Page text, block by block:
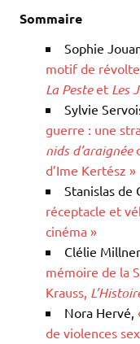
Sommaire
Sophie
motif de révolte
La Pesteet Les
Sylvie
guerre : une
nids d’araignée
d’Ime Kertész »
Stanislas de
réceptacle et
cinéma »
Clélie
mémoire de la
Krauss,
Nora Hervé,
de violences